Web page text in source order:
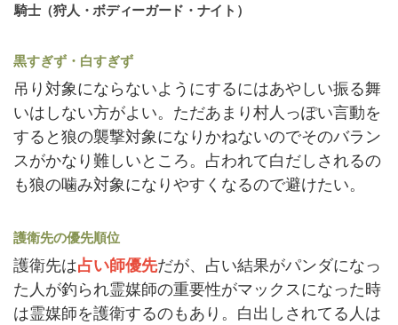
騎士（狩人・ボディーガード・ナイト）
黒すぎず・白すぎず
吊り対象にならないようにするにはあやしい振る舞
いはしない方がよい。ただあまり村人っぽい言動を
すると狼の襲撃対象になりかねないのでそのバラン
スがかなり難しいところ。占われて白だしされるの
も狼の噛み対象になりやすくなるので避けたい。
護衛先の優先順位
護衛先は占い師優先だが、占い結果がパンダになっ
た人が釣られ霊媒師の重要性がマックスになった時
は霊媒師を護衛するのもあり。白出しされてる人は